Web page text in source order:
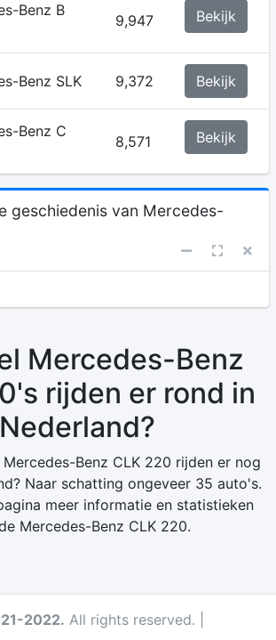
Benz B
9,947 Bekijk
Benz SLK 9,372 Bekijk
Benz C
8,571 Bekijk
geschiedenis van Mercedes-
Mercedes-Benz
rijden er rond in
Nederland?
Benz CLK 220 rijden er nog
Naar schatting ongeveer 35 auto's.
meer informatie en statistieken
Mercedes-Benz CLK 220.
2022. All rights reserved. |